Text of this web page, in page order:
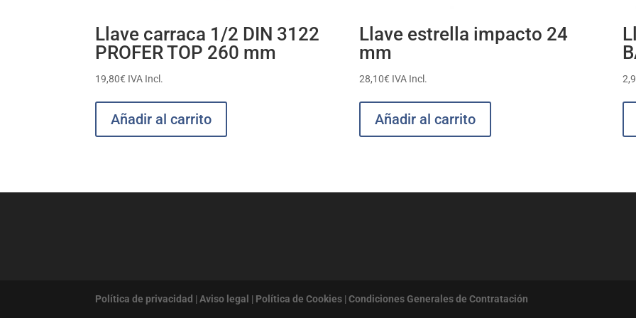
Llave carraca 1/2 DIN 3122
PROFER TOP 260 mm
19,80€ IVA Incl.
Añadir al carrito
Llave estrella impacto 24
mm
28,10€ IVA Incl.
Añadir al carrito
Política de privacidad |Aviso legal | Política de Cookies |Condiciones Generales de Contratación